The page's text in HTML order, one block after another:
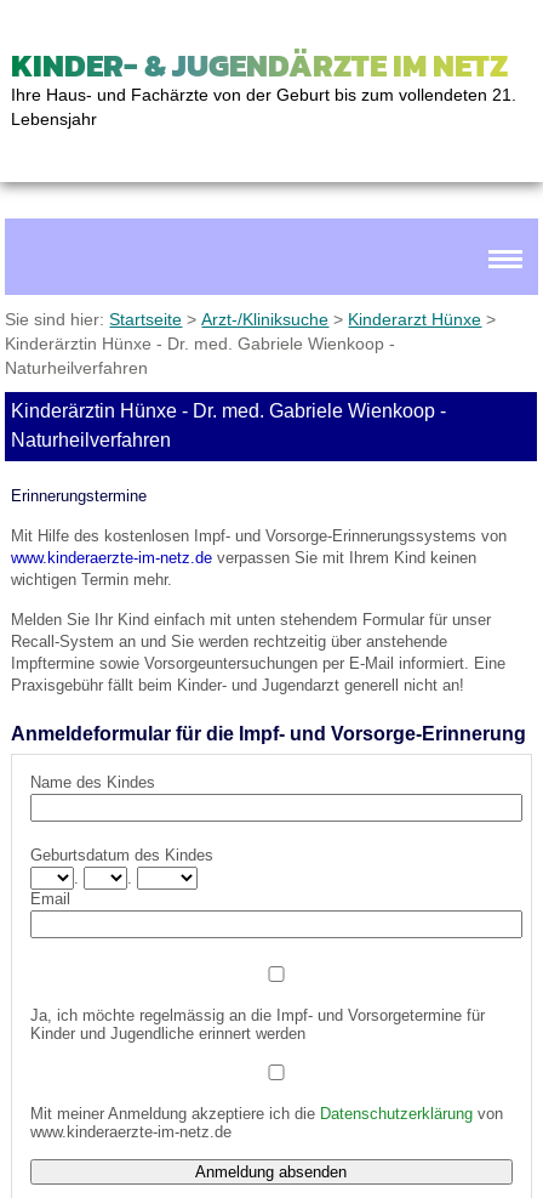
KINDER- & JUGENDÄRZTE IM NETZ
Ihre Haus- und Fachärzte von der Geburt bis zum vollendeten 21.
Lebensjahr
Sie sind hier:Startseite >Arzt-/Kliniksuche > Kinderarzt Hünxe >
Kinderärztin Hünxe - Dr. med. Gabriele Wienkoop -
Naturheilverfahren
Kinderärztin Hünxe - Dr. med. Gabriele Wienkoop -
Naturheilverfahren
Erinnerungstermine
Mit Hilfe des kostenlosen Impf- und Vorsorge-Erinnerungssystems von
www.kinderaerzte-im-netz.deverpassen Sie mit Ihrem Kind keinen
wichtigen Termin mehr.
Melden Sie Ihr Kind einfach mit unten stehendem Formular für unser
Recall-System an und Sie werden rechtzeitig über anstehende
Impftermine sowie Vorsorgeuntersuchungen per E-Mail informiert. Eine
Praxisgebühr fällt beim Kinder- und Jugendarzt generell nicht an!
Anmeldeformular für die Impf- und Vorsorge-Erinnerung
Name des Kindes
Geburtsdatum des Kindes
Email
Ja, ich möchte regelmässig an die Impf- und Vorsorgetermine für
Kinder und Jugendliche erinnert werden
Mit meiner Anmeldung akzeptiere ich die Datenschutzerklärungvon
www.kinderaerzte-im-netz.de